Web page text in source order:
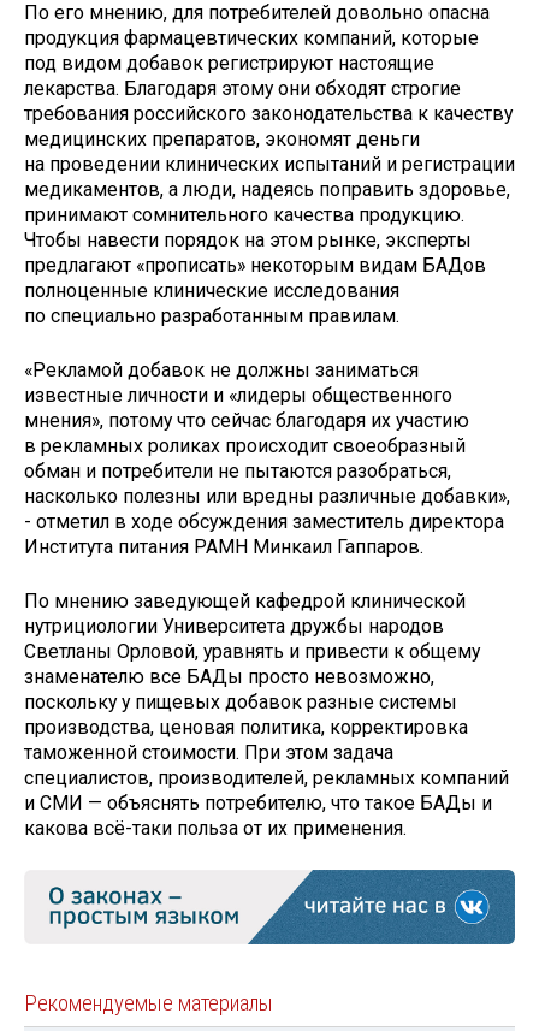
По его мнению, для потребителей довольно опасна
продукция фармацевтических компаний, которые
под видом добавок регистрируют настоящие
лекарства. Благодаря этому они обходят строгие
требования российского законодательства к качеству
медицинских препаратов, экономят деньги
на проведении клинических испытаний и регистрации
медикаментов, а люди, надеясь поправить здоровье,
принимают сомнительного качества продукцию.
Чтобы навести порядок на этом рынке, эксперты
предлагают «прописать» некоторым видам БАДов
полноценные клинические исследования
по специально разработанным правилам.
«Рекламой добавок не должны заниматься
известные личности и «лидеры общественного
мнения», потому что сейчас благодаря их участию
в рекламных роликах происходит своеобразный
обман и потребители не пытаются разобраться,
насколько полезны или вредны различные добавки»,
- отметил в ходе обсуж­дения заместитель директора
Института питания РАМН Минкаил Гаппаров.
По мнению заведующей кафедрой клинической
нутрициологии Университета дружбы народов
Светланы Орловой, уравнять и привести к общему
знаменателю все БАДы просто невозможно,
поскольку у пищевых добавок разные системы
производства, ценовая политика, корректировка
таможенной стоимости. При этом задача
специалистов, производителей, рекламных компаний
и СМИ — объяснять потребителю, что такое БАДы и
какова всё-таки польза от их применения.
Рекомендуемые материалы